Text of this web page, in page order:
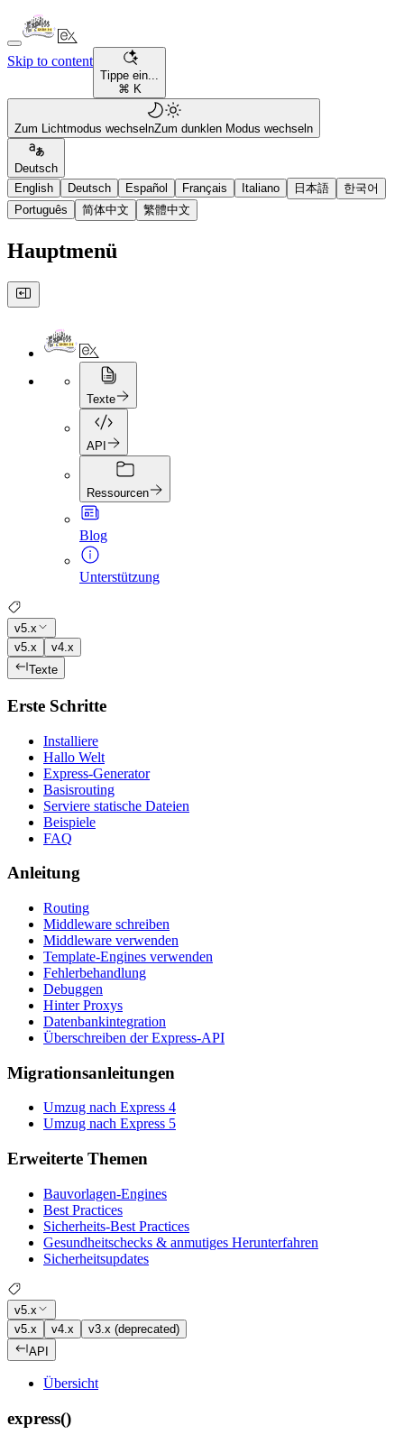
Skip to content
Tippe ein...
⌘ K
Zum Lichtmodus wechselnZum dunklen Modus wechseln
Deutsch
English
Deutsch Español Français Italiano 日本語
한국어
Português
简体中文 繁體中文
Hauptmenü
Texte
API
Ressourcen
Blog
Unterstützung
v5.x
v5.x
v4.x
Texte
Erste Schritte
Installiere
Hallo Welt
Express-Generator
Basisrouting
Serviere statische Dateien
Beispiele
FAQ
Anleitung
Routing
Middleware schreiben
Middleware verwenden
Template-Engines verwenden
Fehlerbehandlung
Debuggen
Hinter Proxys
Datenbankintegration
Überschreiben der Express-API
Migrationsanleitungen
Umzug nach Express 4
Umzug nach Express 5
Erweiterte Themen
Bauvorlagen-Engines
Best Practices
Sicherheits-Best Practices
Gesundheitschecks & anmutiges Herunterfahren
Sicherheitsupdates
v5.x
v5.x
v4.x
v3.x (deprecated)
API
Übersicht
express()